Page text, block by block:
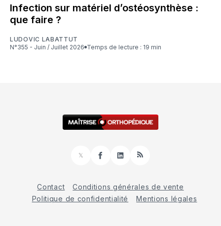
Infection sur matériel d’ostéosynthèse :
que faire ?
LUDOVIC LABATTUT
N°355 - Juin / Juillet 2026
Temps de lecture : 19 min
𝕏
FacebookLinkedInRSS
Contact
Conditions générales de vente
Politique de confidentialité
Mentions légales